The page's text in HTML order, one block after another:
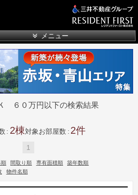
メニュー
６０万円以下の検索結果
2 対象お部屋数 2
1
順 間取り順 専有面積順
築年数順
物件名順